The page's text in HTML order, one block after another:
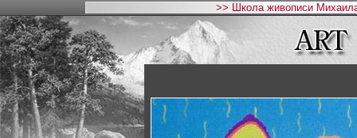
>> Школа живописи